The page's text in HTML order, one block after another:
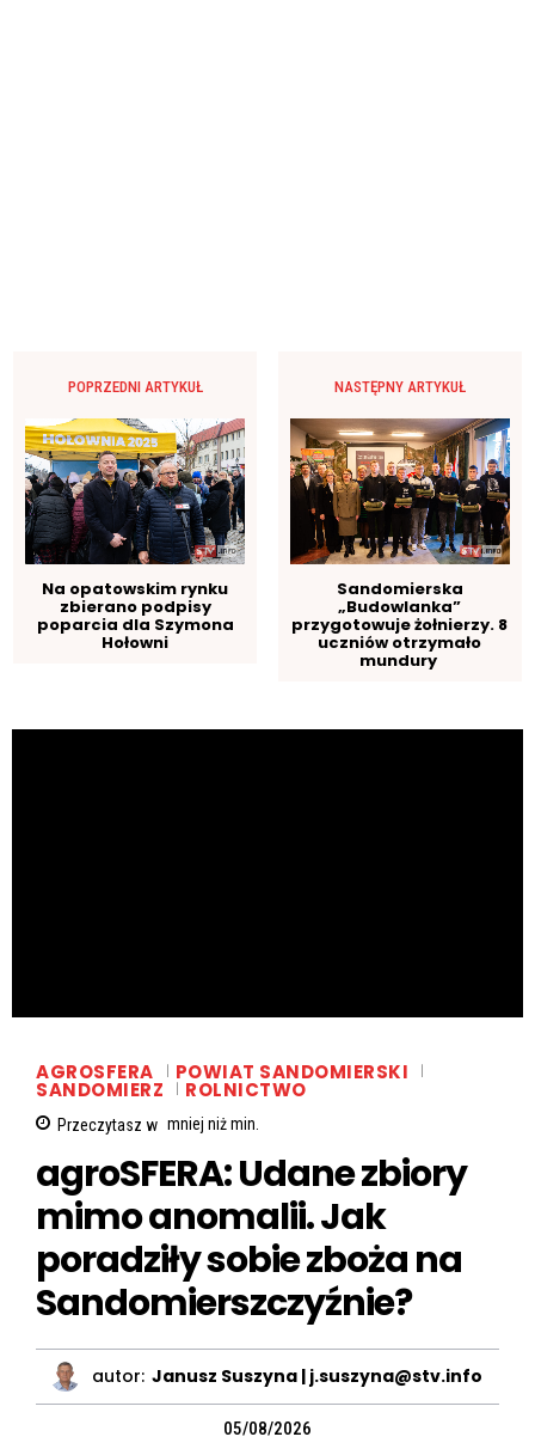
POPRZEDNI ARTYKUŁ
Na opatowskim rynku
zbierano podpisy
poparcia dla Szymona
Hołowni
NASTĘPNY ARTYKUŁ
Sandomierska
„Budowlanka”
przygotowuje żołnierzy. 8
uczniów otrzymało
mundury